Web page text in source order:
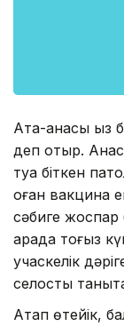
Ата-анасы қыз
деп отыр.
туа біткен
оған вакцина
сәбиге жоспар
арада тоғыз
учаскелік
селқостық
Атап өтейік,